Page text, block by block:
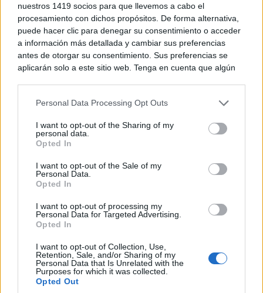
nuestros 1419 socios para que llevemos a cabo el
procesamiento con dichos propósitos. De forma alternativa,
puede hacer clic para denegar su consentimiento o acceder
a información más detallada y cambiar sus preferencias
antes de otorgar su consentimiento. Sus preferencias se
aplicarán solo a este sitio web. Tenga en cuenta que algún
rechazar tal procesamiento. Puede cambiar sus preferencias
a este sitio y haciendo clic en el botón "Privacidad" en la
parte inferior de la página web.
Please note that this website/app uses one or more Google
services and may gather and store information including but
not limited to your visit or usage behaviour. You may click to
use your data for below specified purposes in below Google
consent section.
Personal Data Processing Opt Outs
I want to opt-out of the Sharing of my
personal data.
Opted In
I want to opt-out of the Sale of my
Personal Data.
Opted In
I want to opt-out of processing my
Personal Data for Targeted Advertising.
Opted In
I want to opt-out of Collection, Use,
Retention, Sale, and/or Sharing of my
Personal Data that Is Unrelated with the
Purposes for which it was collected.
Opted Out
En los dos casos, la población civil quedó en el
posterior provocó años de violencia y ocupación. En
en metro o autobús en una mañana laborable. Esa
siguen siendo recordadas no solo como hechos
históricos, sino como
pública.